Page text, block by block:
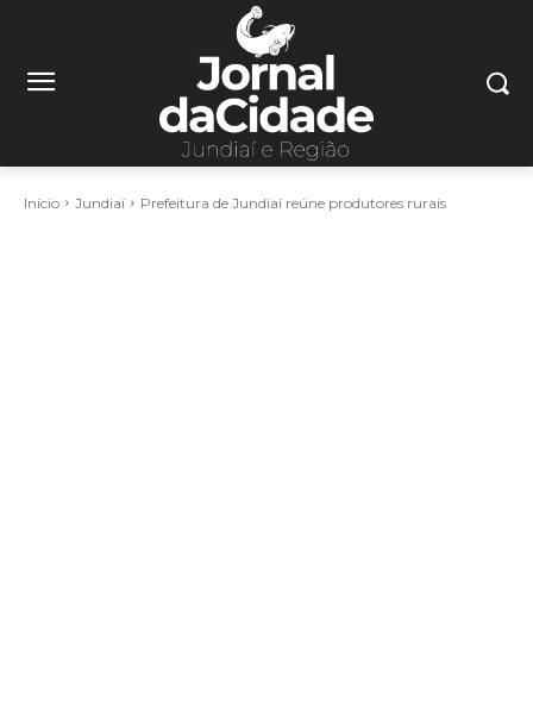
Início Jundiaí Prefeitura de Jundiaí reúne produtores rurais